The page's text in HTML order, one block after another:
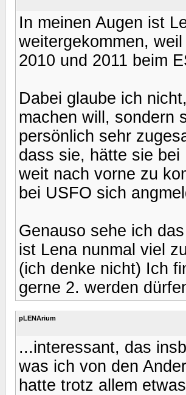
In meinen Augen ist
weitergekommen,
2010 und 2011 beim
Dabei glaube ich
machen will, sondern
persönlich sehr
dass sie, hätte sie
weit nach vorne zu
bei USFO sich
Genauso sehe ich
ist Lena nunmal viel
(ich denke nicht) Ich
gerne 2. werden
pLENArium
...interessant, das
was ich von den
hatte trotz allem